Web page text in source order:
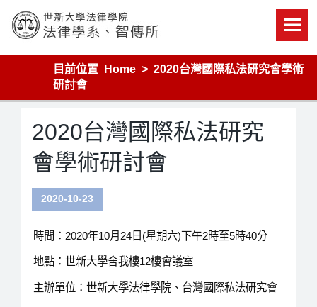
content
世新大學法律學院-法律學系-智慧財產暨科技法律研究所
目前位置
Home
2020台灣國際私法研究會學術
研討會
2020台灣國際私法研究
會學術研討會
2020-10-23
時間：2020年10月24日(星期六)下午2時至5時40分
地點：世新大學舍我樓12樓會議室
主辦單位：世新大學法律學院、台灣國際私法研究會